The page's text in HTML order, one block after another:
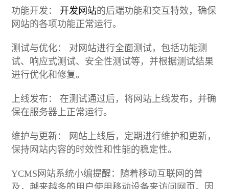
功能开发： 开发网站的后端功能和交互特效，确保
网站的各项功能正常运行。
测试与优化： 对网站进行全面测试，包括功能测
试、响应式测试、安全性测试等，并根据测试结果
进行优化和修复。
上线发布： 在测试通过后，将网站上线发布，并确
保在服务器上正常运行。
维护与更新： 网站上线后，定期进行维护和更新，
保持网站内容的时效性和性能的稳定性。
YCMS网站系统小编提醒：随着移动互联网的普